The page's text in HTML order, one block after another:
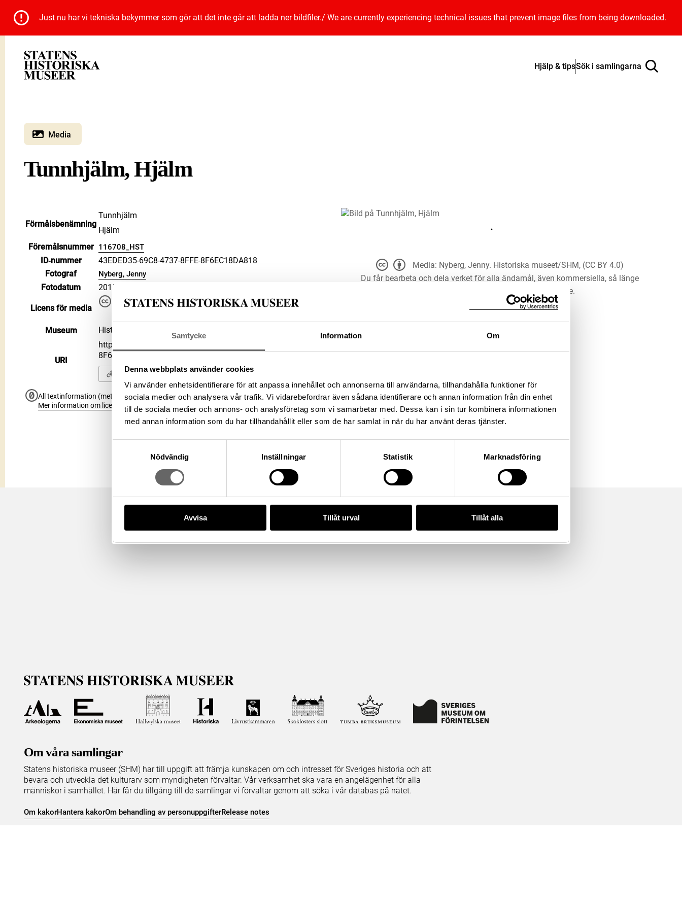
Samtycke Information Om
Denna webbplats använder cookies
Vi använder enhetsidentifierare för att anpassa innehållet och annonserna till användarna, tillhandahålla funktioner för
sociala medier och analysera vår trafik. Vi vidarebefordrar även sådana identifierare och annan information från din enhet
till de sociala medier och annons- och analysföretag som vi samarbetar med. Dessa kan i sin tur kombinera informationen
med annan information som du har tillhandahållit eller som de har samlat in när du har använt deras tjänster.
Nödvändig
Inställningar Statistik Marknadsföring
Avvisa Tillåt urval Tillåt alla
Just nu har vi tekniska bekymmer som gör att det inte går att ladda ner bildfiler./ We are currently experiencing technical issues that prevent image files from being downloaded.
Hjälp & tipsSök i samlingarna
Media
Tunnhjälm, Hjälm
Förmålsbenämning
Tunnhjälm
Hjälm
Föremålsnummer 116708_HST
ID‑nummer
43EDED35-69C8-4737-8FFE-8F6EC18DA818
Fotograf
Nyberg, Jenny
Fotodatum 2017-01-25
Licens för media
Du får bearbeta och dela verket för alla ändamål, även
kommersiella, så länge du anger upphovsperson och licensgivare.
Museum Historiska museet
URI
https://samlingar.shm.se/media/43EDED35-69C8-4737-8FFE-
8F6EC18DA818
Kopiera URI
All textinformation (metadata) på denna sida är fri att använda enligt licensen CC0.
Mer information om licenser hos Statens historiska museer.
Media: Nyberg, Jenny. Historiska museet/SHM, (CC BY 4.0)
Du får bearbeta och dela verket för alla ändamål, även kommersiella, så länge
du anger upphovsperson och licensgivare.
LADDA NER MEDIA
Om våra samlingar
Statens historiska museer (SHM) har till uppgift att främja kunskapen om och intresset för Sveriges historia och att
bevara och utveckla det kulturarv som myndigheten förvaltar. Vår verksamhet ska vara en angelägenhet för alla
människor i samhället. Här får du tillgång till de samlingar vi förvaltar genom att söka i vår databas på nätet.
Om kakorHantera kakorOm behandling av personuppgifterRelease notes